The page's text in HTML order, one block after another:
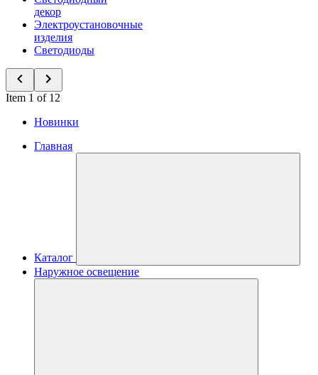
декор
Электроустановочные
изделия
Светодиоды
Item 1 of 12
Новинки
Главная
Каталог
Наружное освещение